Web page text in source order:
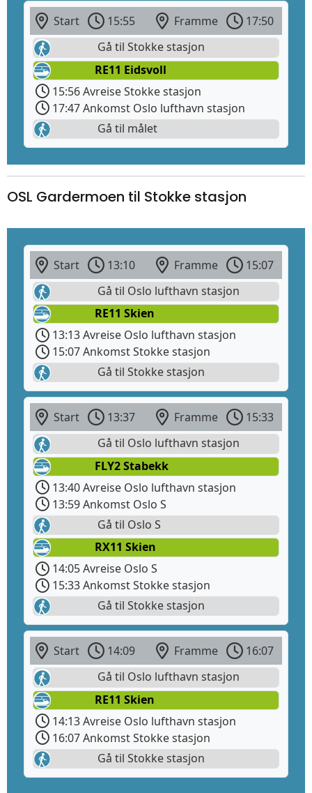
Start 15:55 Framme
17:50
Gå til Stokke stasjon
RE11 Eidsvoll
15:56 Avreise Stokke stasjon
17:47 Ankomst Oslo lufthavn stasjon
Gå til målet
OSL Gardermoen til Stokke stasjon
Start 13:10 Framme
15:07
Gå til Oslo lufthavn stasjon
RE11 Skien
13:13 Avreise Oslo lufthavn stasjon
15:07 Ankomst Stokke stasjon
Gå til Stokke stasjon
Start 13:37 Framme
15:33
Gå til Oslo lufthavn stasjon
FLY2 Stabekk
13:40 Avreise Oslo lufthavn stasjon
13:59 Ankomst Oslo S
Gå til Oslo S
RX11 Skien
14:05 Avreise Oslo S
15:33 Ankomst Stokke stasjon
Gå til Stokke stasjon
Start 14:09 Framme
16:07
Gå til Oslo lufthavn stasjon
RE11 Skien
14:13 Avreise Oslo lufthavn stasjon
16:07 Ankomst Stokke stasjon
Gå til Stokke stasjon